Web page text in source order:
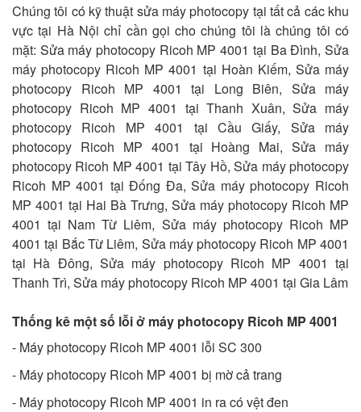
Chúng tôi có kỹ thuật sửa máy photocopy tại tất cả các khu
vực tại Hà Nội chỉ cần gọi cho chúng tôi là chúng tôi có
mặt: Sửa máy photocopy Ricoh MP 4001 tại Ba Đình, Sửa
máy photocopy Ricoh MP 4001 tại Hoàn Kiếm, Sửa máy
photocopy Ricoh MP 4001 tại Long Biên, Sửa máy
photocopy Ricoh MP 4001 tại Thanh Xuân, Sửa máy
photocopy Ricoh MP 4001 tại Cầu Giấy, Sửa máy
photocopy Ricoh MP 4001 tại Hoàng Mai, Sửa máy
photocopy Ricoh MP 4001 tại Tây Hồ, Sửa máy photocopy
Ricoh MP 4001 tại Đống Đa, Sửa máy photocopy Ricoh
MP 4001 tại Hai Bà Trưng, Sửa máy photocopy Ricoh MP
4001 tại Nam Từ Liêm, Sửa máy photocopy Ricoh MP
4001 tại Bắc Từ Liêm, Sửa máy photocopy Ricoh MP 4001
tại Hà Đông, Sửa máy photocopy Ricoh MP 4001 tại
Thanh Trì, Sửa máy photocopy Ricoh MP 4001 tại Gia Lâm
Thống kê một số lỗi ở máy photocopy Ricoh MP 4001
- Máy photocopy Ricoh MP 4001 lỗi SC 300
- Máy photocopy Ricoh MP 4001 bị mờ cả trang
- Máy photocopy Ricoh MP 4001 in ra có vệt đen